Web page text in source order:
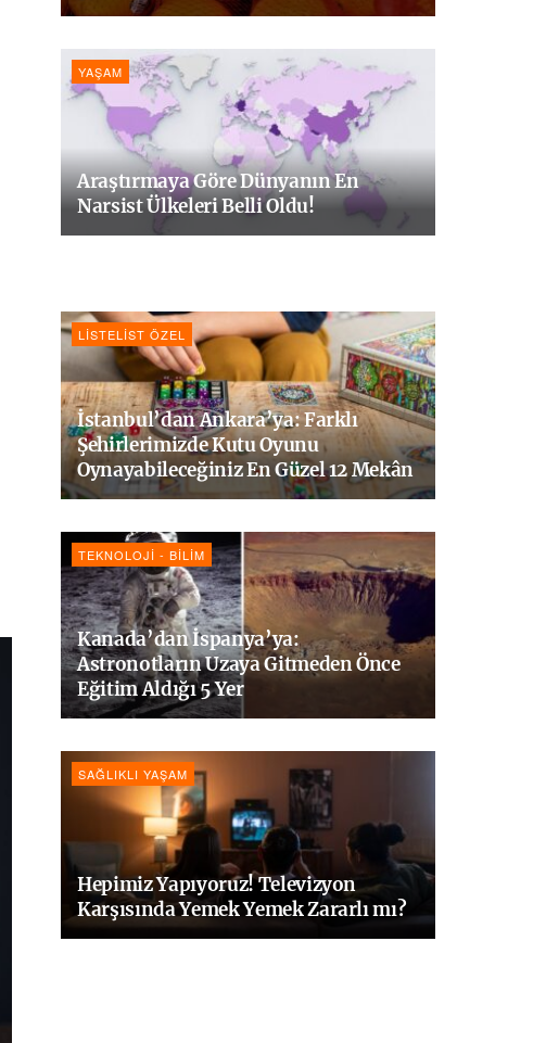
YAŞAM
Araştırmaya Göre Dünyanın En
Narsist Ülkeleri Belli Oldu!
LISTELIST ÖZEL
İstanbul’dan Ankara’ya: Farklı
Şehirlerimizde Kutu Oyunu
Oynayabileceğiniz En Güzel 12 Mekân
TEKNOLOJI - BILIM
Kanada’dan İspanya’ya:
Astronotların Uzaya Gitmeden Önce
Eğitim Aldığı 5 Yer
SAĞLIKLI YAŞAM
Hepimiz Yapıyoruz! Televizyon
Karşısında Yemek Yemek Zararlı mı?